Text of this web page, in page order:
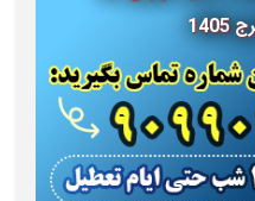
1405